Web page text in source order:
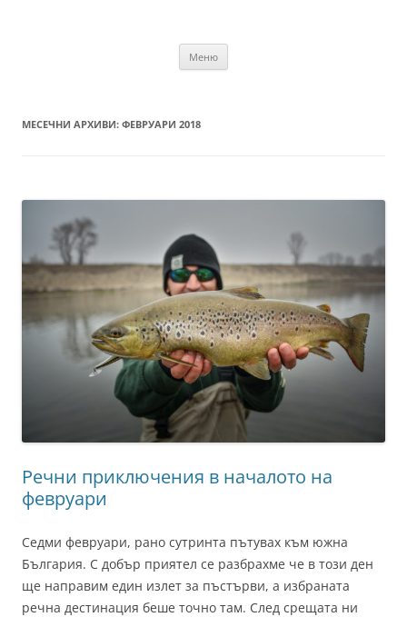
Меню
МЕСЕЧНИ АРХИВИ: ФЕВРУАРИ 2018
Речни приключения в началото на
февруари
Седми февруари, рано сутринта пътувах към южна
България. С добър приятел се разбрахме че в този ден
ще направим един излет за пъстърви, а избраната
речна дестинация беше точно там. След срещата ни